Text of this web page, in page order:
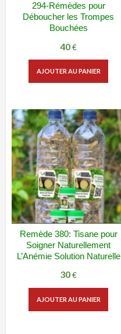
VUE RAPIDE
ADD WISHLIST
294-Rémèdes pour
Déboucher les Trompes
Bouchées
Le
initial
70 €.
40€
actuel
40 €.
AJOUTER AU PANIER
VUE RAPIDE
ADD WISHLIST
Remède 380: Tisane pour
Soigner Naturellement
L’Anémie Solution Naturelle
30€
AJOUTER AU PANIER